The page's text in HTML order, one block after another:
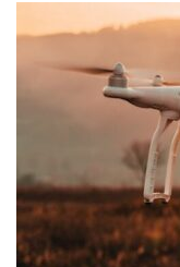
de
l’article